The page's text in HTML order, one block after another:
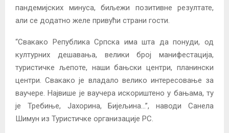
пандемијских минуса, биљежи позитивне резултате,
али се додатно желе привући страни гости.
“Свакако Република Српска има шта да понуди, од
културних дешавања, велики број манифестација,
туристичке љепоте, наши бањски центри, планински
центри. Свакако је владало велико интересовање за
ваучере. Највише је ваучера искориштено у бањама, ту
је Требиње, Јахорина, Бијељина…”, наводи Санела
Шимун из Туристичке организације РС.